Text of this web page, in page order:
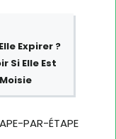
Expirer ?
Si Elle Est
PAR-ÉTAPE